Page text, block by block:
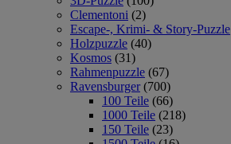
Clementoni (2)
Escape-, Krimi- & Story-Puzzle
Holzpuzzle (40)
Kosmos (31)
Rahmenpuzzle (67)
Ravensburger (700)
100 Teile (66)
1000 Teile (218)
150 Teile (23)